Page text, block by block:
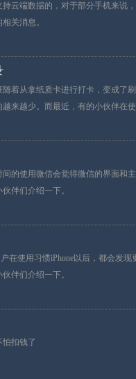
云端数据的，对于部分手机来
关消息。
着从拿纸质卡进行打卡，变成了
来越少。而最近，有的小伙伴在
的使用微信会觉得微信的界面和
伴们介绍一下。
在使用习惯iPhone以后，都会发
伴们介绍一下。
扣钱了